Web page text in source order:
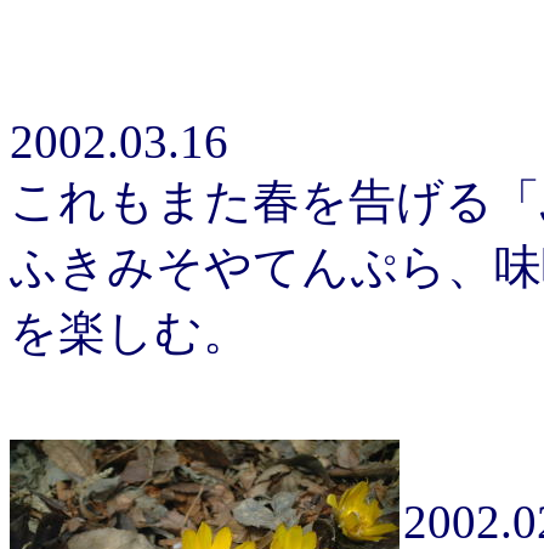
2002.03.16
これもまた春を告げる
ふきみそやてんぷら、
を楽しむ。